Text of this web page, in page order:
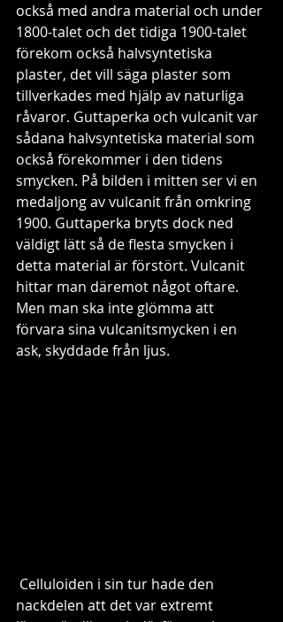
också med andra material och under
1800-talet och det tidiga 1900-talet
förekom också halvsyntetiska
plaster, det vill säga plaster som
tillverkades med hjälp av naturliga
råvaror. Guttaperka och vulcanit var
sådana halvsyntetiska material som
också förekommer i den tidens
smycken. På bilden i mitten ser vi en
medaljong av vulcanit från omkring
1900. Guttaperka bryts dock ned
väldigt lätt så de flesta smycken i
detta material är förstört. Vulcanit
hittar man däremot något oftare.
Men man ska inte glömma att
förvara sina vulcanitsmycken i en
ask, skyddade från ljus.
nackdelen att det var extremt